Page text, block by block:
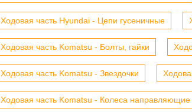
Ходовая часть Hyundai - Цепи гусеничные
Ходовая часть Komatsu - Болты, гайки
Ходовая часть Komatsu - Звездочки
Ходовая часть Komatsu - Колеса направляющие